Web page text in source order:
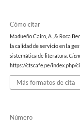
Cómo citar
Madueño Cairo, A., & Roca
la calidad de servicio en la
sistemática de literatura.
https://ctscafe.pe/index.php/
Más formatos de cita
Número